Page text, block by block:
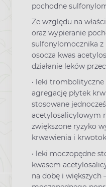
pochodne
Ze względu na
oraz wypieranie
sulfonylomocznika z
osocza kwas
działanie leków
• leki
agregację płytek
stosowane
acetylosalicylowym
zwiększone ryzyko
krwawienia i
• leki moczopędne
kwasem
na dobę i większych